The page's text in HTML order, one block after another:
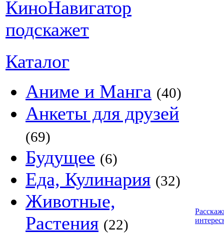
Каталог
Аниме и Манга (40)
Анкеты для друзей
(69)
Будущее (6)
Еда, Кулинария (32)
Животные,
Растения (22)